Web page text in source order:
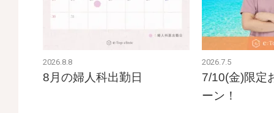
2026.8.8
8月の婦人科出勤日
2026.7.5
7/10(金)限定
ーン！